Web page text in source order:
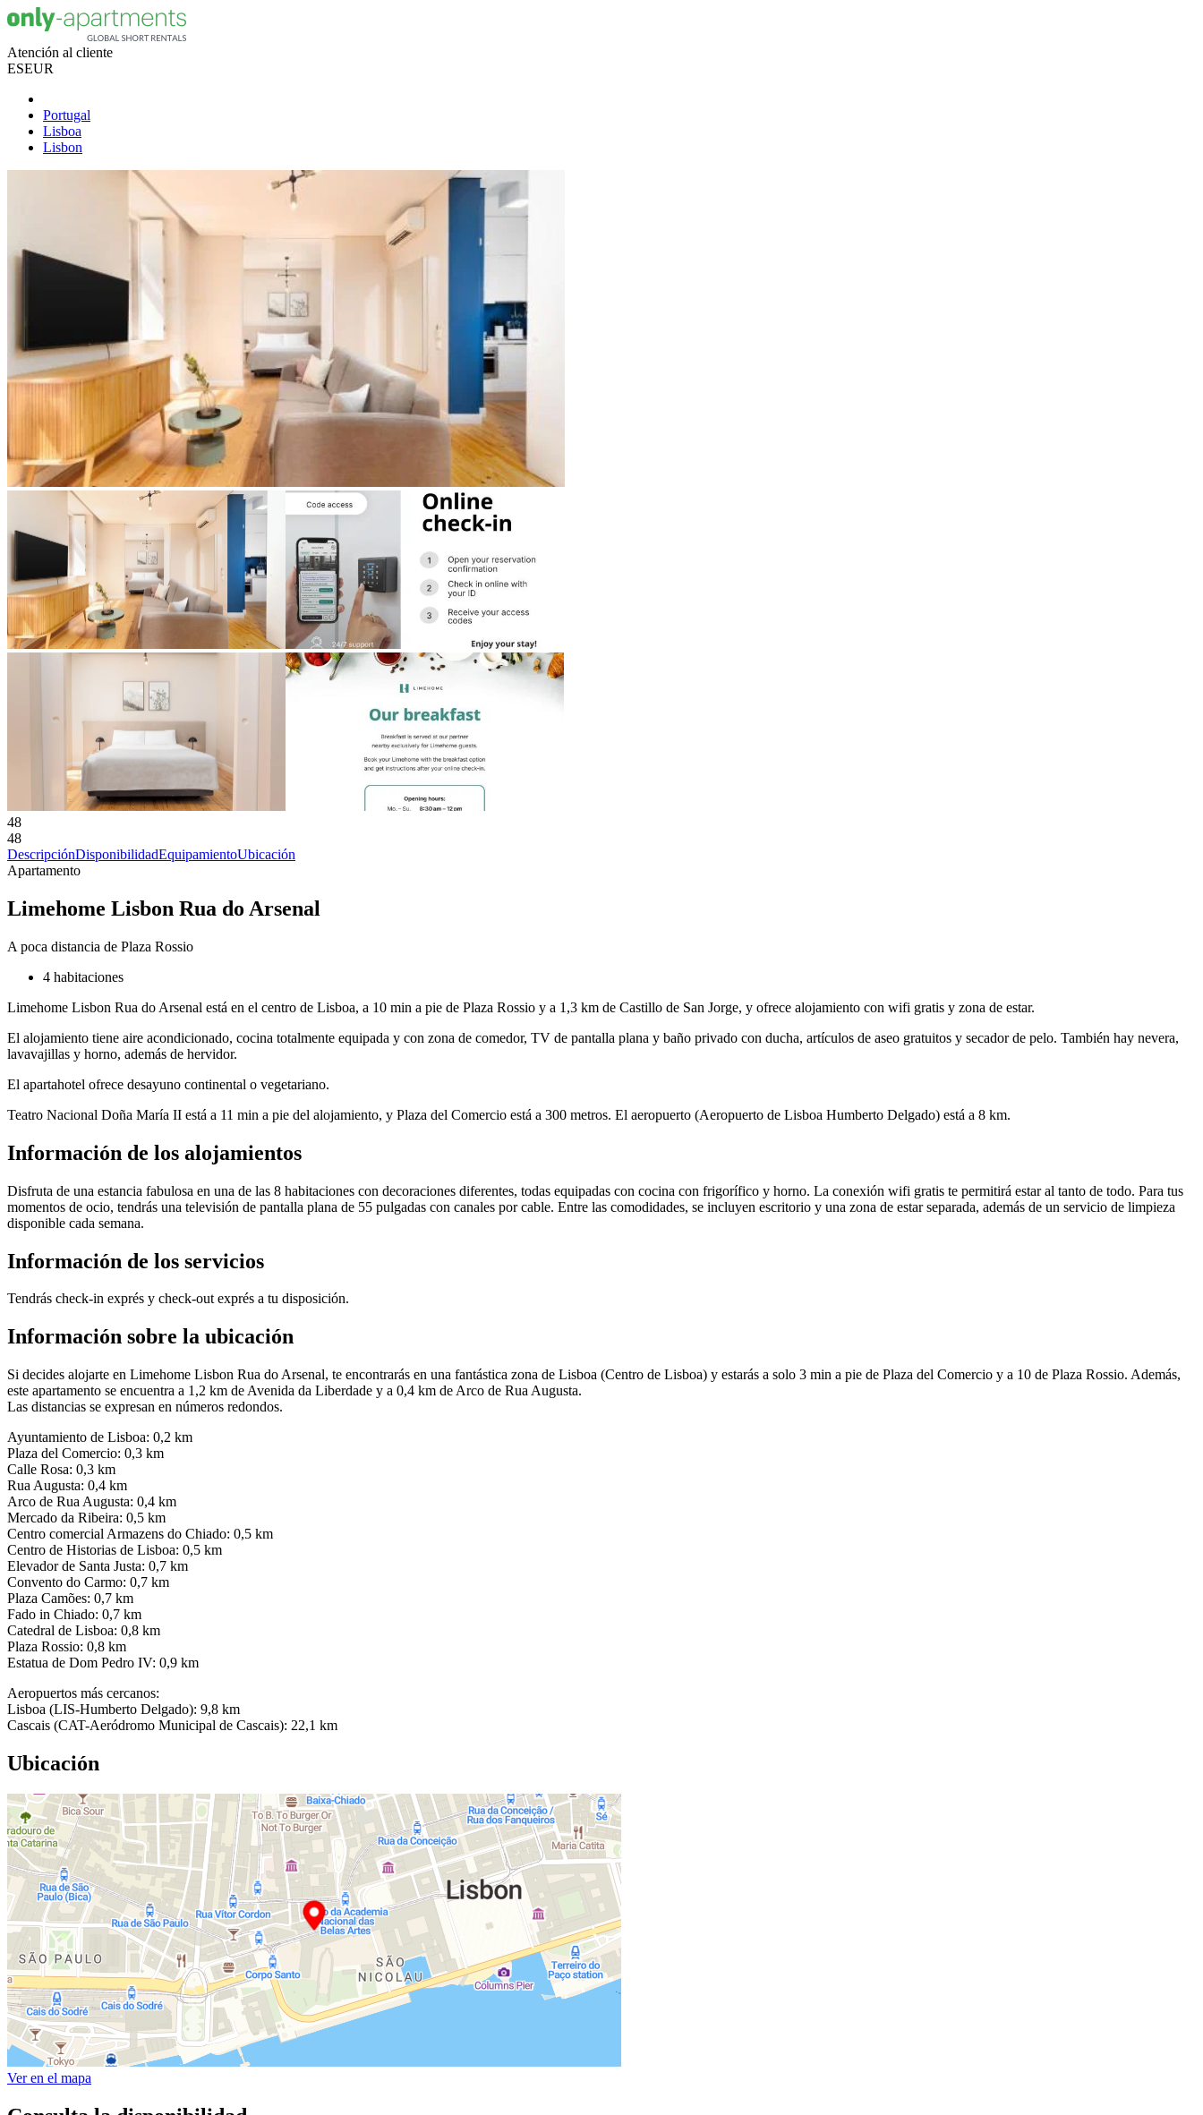
Atención al cliente
ESEUR
Portugal
Lisboa
Lisbon
48
48
DescripciónDisponibilidadEquipamientoUbicación
Apartamento
Limehome Lisbon Rua do Arsenal
A poca distancia de Plaza Rossio
4 habitaciones
Limehome Lisbon Rua do Arsenal está en el centro de Lisboa, a 10 min a pie de Plaza Rossio y a 1,3 km de Castillo de San Jorge, y ofrece alojamiento con wifi gratis y zona de estar.
El alojamiento tiene aire acondicionado, cocina totalmente equipada y con zona de comedor, TV de pantalla plana y baño privado con ducha, artículos de aseo gratuitos y secador de pelo. También hay nevera,
lavavajillas y horno, además de hervidor.
El apartahotel ofrece desayuno continental o vegetariano.
Teatro Nacional Doña María II está a 11 min a pie del alojamiento, y Plaza del Comercio está a 300 metros. El aeropuerto (Aeropuerto de Lisboa Humberto Delgado) está a 8 km.
Información de los alojamientos
Disfruta de una estancia fabulosa en una de las 8 habitaciones con decoraciones diferentes, todas equipadas con cocina con frigorífico y horno. La conexión wifi gratis te permitirá estar al tanto de todo. Para tus
momentos de ocio, tendrás una televisión de pantalla plana de 55 pulgadas con canales por cable. Entre las comodidades, se incluyen escritorio y una zona de estar separada, además de un servicio de limpieza
disponible cada semana.
Información de los servicios
Tendrás check-in exprés y check-out exprés a tu disposición.
Información sobre la ubicación
Si decides alojarte en Limehome Lisbon Rua do Arsenal, te encontrarás en una fantástica zona de Lisboa (Centro de Lisboa) y estarás a solo 3 min a pie de Plaza del Comercio y a 10 de Plaza Rossio. Además,
este apartamento se encuentra a 1,2 km de Avenida da Liberdade y a 0,4 km de Arco de Rua Augusta.
Las distancias se expresan en números redondos.
Ayuntamiento de Lisboa: 0,2 km
Plaza del Comercio: 0,3 km
Calle Rosa: 0,3 km
Rua Augusta: 0,4 km
Arco de Rua Augusta: 0,4 km
Mercado da Ribeira: 0,5 km
Centro comercial Armazens do Chiado: 0,5 km
Centro de Historias de Lisboa: 0,5 km
Elevador de Santa Justa: 0,7 km
Convento do Carmo: 0,7 km
Plaza Camões: 0,7 km
Fado in Chiado: 0,7 km
Catedral de Lisboa: 0,8 km
Plaza Rossio: 0,8 km
Estatua de Dom Pedro IV: 0,9 km
Aeropuertos más cercanos:
Lisboa (LIS-Humberto Delgado): 9,8 km
Cascais (CAT-Aeródromo Municipal de Cascais): 22,1 km
Ubicación
Ver en el mapa